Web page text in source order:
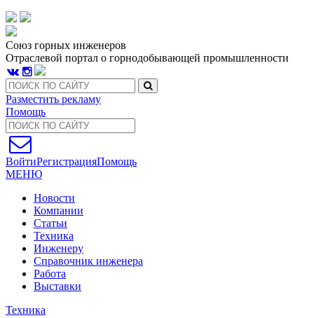
Союз горных инженеров
Отраслевой портал о горнодобывающей промышленности
Разместить рекламу
Помощь
ВойтиРегистрацияПомощь
МЕНЮ
Новости
Компании
Статьи
Техника
Инженеру
Справочник инженера
Работа
Выставки
Техника